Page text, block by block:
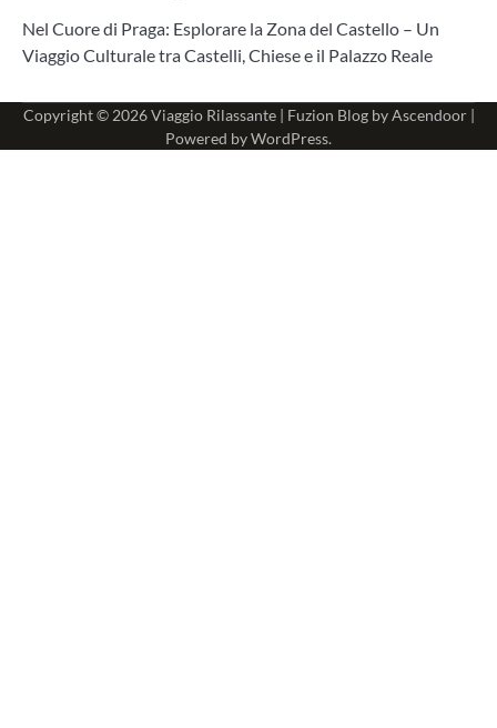
Nel Cuore di Praga: Esplorare la Zona del Castello – Un
Viaggio Culturale tra Castelli, Chiese e il Palazzo Reale
Copyright © 2026Viaggio Rilassante| Fuzion Blog byAscendoor|
Powered byWordPress.